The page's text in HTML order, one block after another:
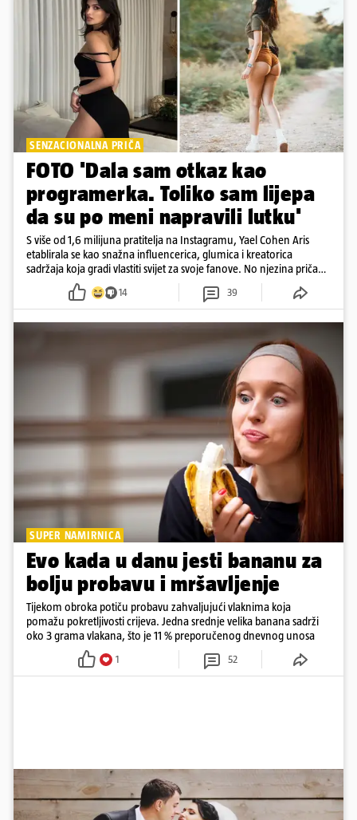
SENZACIONALNA PRIČA
FOTO 'Dala sam otkaz kao
programerka. Toliko sam lijepa
da su po meni napravili lutku'
S više od 1,6 milijuna pratitelja na Instagramu, Yael Cohen Aris
etablirala se kao snažna influencerica, glumica i kreatorica
sadržaja koja gradi vlastiti svijet za svoje fanove. No njezina priča
pokazuje da online slava dolazi i s neočekivanim izazovima
14 39
SUPER NAMIRNICA
Evo kada u danu jesti bananu za
bolju probavu i mršavljenje
Tijekom obroka potiču probavu zahvaljujući vlaknima koja
pomažu pokretljivosti crijeva. Jedna srednje velika banana sadrži
oko 3 grama vlakana, što je 11 % preporučenog dnevnog unosa
1 52